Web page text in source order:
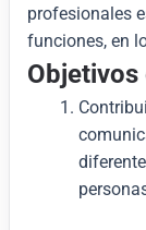
profesionales
funciones, en